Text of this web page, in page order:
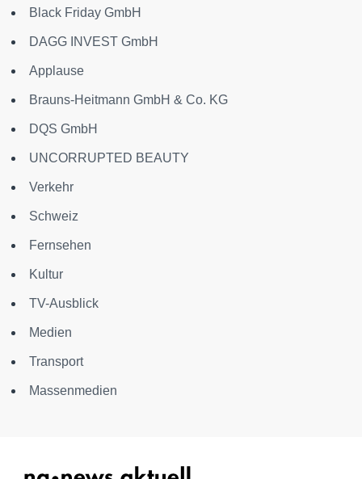
Black Friday GmbH
DAGG INVEST GmbH
Applause
Brauns-Heitmann GmbH & Co. KG
DQS GmbH
UNCORRUPTED BEAUTY
Verkehr
Schweiz
Fernsehen
Kultur
TV-Ausblick
Medien
Transport
Massenmedien